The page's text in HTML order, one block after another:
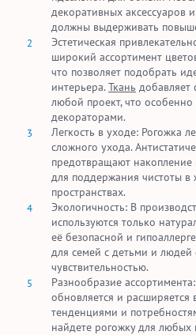
декоративных аксессуаров
должны выдерживать
Эстетическая
широкий ассортимент
что позволяет подобрать
интерьера.Ткань добавляет
любой проект, что
декораторами.
Легкость в уходе: Рогожка
сложного ухода.
предотвращают
для поддержания чистоты
пространствах.
Экологичность: В
используются только
её безопасной и
для семей с детьми и
чувствительностью.
Разнообразие
обновляется и расширяется
тенденциями и
найдете рогожку для любых